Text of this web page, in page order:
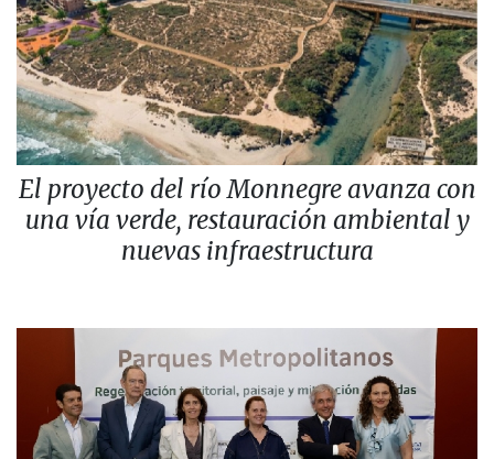
El proyecto del río Monnegre avanza con
una vía verde, restauración ambiental y
nuevas infraestructura